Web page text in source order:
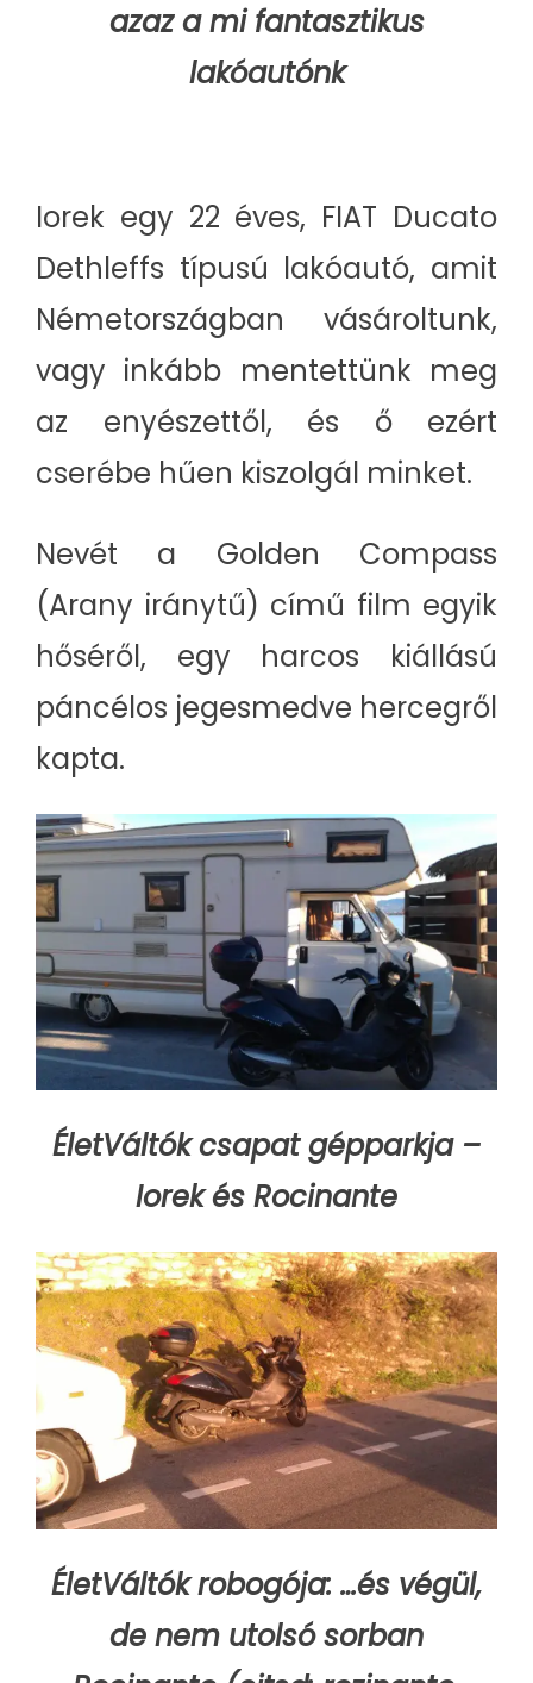
azaz a mi fantasztikus
lakóautónk
Iorek egy 22 éves, FIAT Ducato
Dethleffs típusú lakóautó, amit
Németországban vásároltunk,
vagy inkább mentettünk meg
az enyészettől, és ő ezért
cserébe hűen kiszolgál minket.
Nevét a Golden Compass
(Arany iránytű) című film egyik
hőséről, egy harcos kiállású
páncélos jegesmedve hercegről
kapta.
ÉletVáltók csapat gépparkja –
Iorek és Rocinante
ÉletVáltók robogója: …és végül,
de nem utolsó sorban